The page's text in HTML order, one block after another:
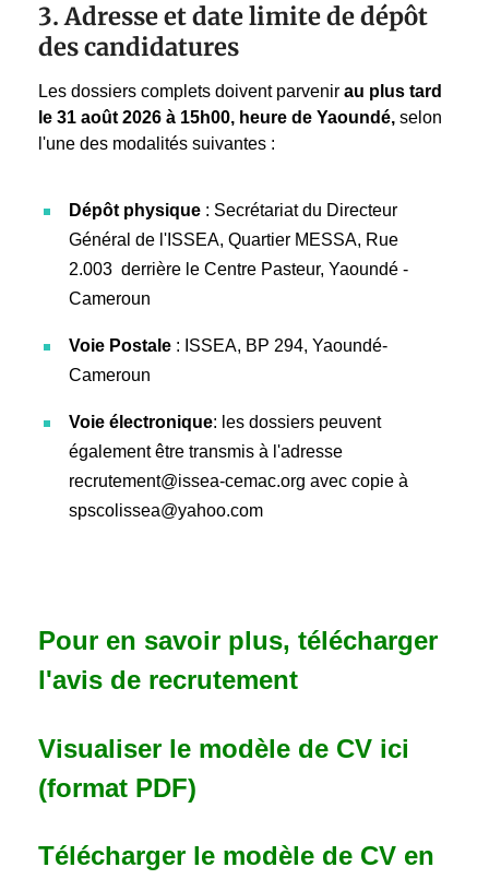
3. Adresse et date limite de dépôt
des candidatures
Les dossiers complets doivent parvenir au plus tard
le 31 août 2026 à 15h00, heure de Yaoundé, selon
l'une des modalités suivantes :
Dépôt physique : Secrétariat du Directeur
Général de l'ISSEA, Quartier MESSA, Rue
2.003 derrière le Centre Pasteur, Yaoundé -
Cameroun
Voie Postale : ISSEA, BP 294, Yaoundé-
Cameroun
Voie électronique: les dossiers peuvent
également être transmis à l'adresse
recrutement@issea-cemac.org avec copie à
spscolissea@yahoo.com
Pour en savoir plus, télécharger
l'avis de recrutement
Visualiser le modèle de CV ici
(format PDF)
Télécharger le modèle de CV en